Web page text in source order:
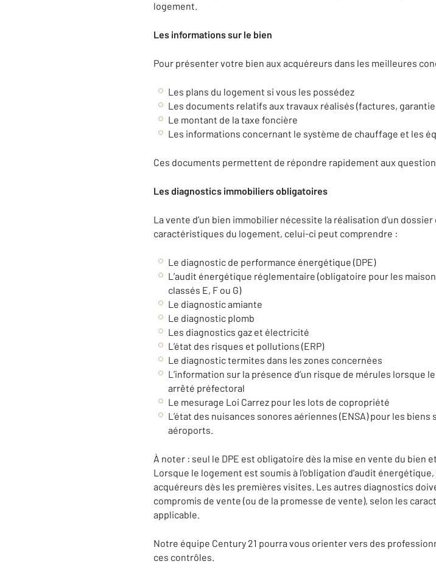
logement.
Les informations sur le bien
Pour présenter votre bien aux acquéreurs dans les meilleures
Les plans du logement si vous les possédez
Les documents relatifs aux travaux réalisés (factures,
Le montant de la taxe foncière
Les informations concernant le système de chauffage et les
Ces documents permettent de répondre rapidement aux
Les diagnostics immobiliers obligatoires
La vente d’un bien immobilier nécessite la réalisation d’un
caractéristiques du logement, celui-ci peut comprendre :
Le diagnostic de performance énergétique (DPE)
L’audit énergétique réglementaire (obligatoire pour les
classés E, F ou G)
Le diagnostic amiante
Le diagnostic plomb
Les diagnostics gaz et électricité
L’état des risques et pollutions (ERP)
Le diagnostic termites dans les zones concernées
L’information sur la présence d’un risque de mérules lorsque
arrêté préfectoral
Le mesurage Loi Carrez pour les lots de copropriété
L’état des nuisances sonores aériennes (ENSA) pour les
aéroports.
À noter : seul le DPE est obligatoire dès la mise en vente du bien
Lorsque le logement est soumis à l'obligation d'audit
acquéreurs dès les premières visites. Les autres diagnostics
compromis de vente (ou de la promesse de vente), selon les
applicable.
Notre équipe Century 21 pourra vous orienter vers des
ces contrôles.